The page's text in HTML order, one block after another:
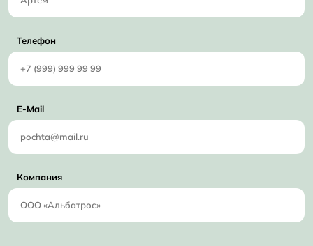
Телефон
E-Mail
Компания